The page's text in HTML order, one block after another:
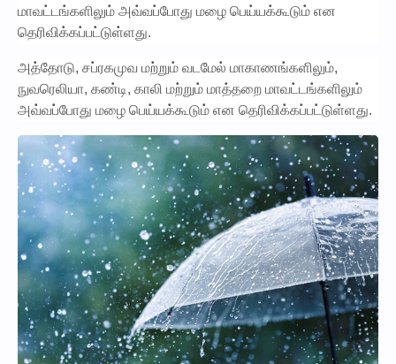
மாவட்டங்களிலும் அவ்வப்போது மழை பெய்யக்கூடும் என
தெரிவிக்கப்பட்டுள்ளது.
அத்தோடு, சப்ரகமுவ மற்றும் வடமேல் மாகாணங்களிலும்,
நுவரெலியா, கண்டி, காலி மற்றும் மாத்தறை மாவட்டங்களிலும்
அவ்வப்போது மழை பெய்யக்கூடும் என தெரிவிக்கப்பட்டுள்ளது.